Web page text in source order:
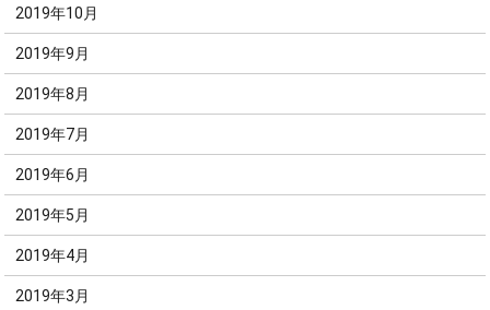
2019年10月
2019年9月
2019年8月
2019年7月
2019年6月
2019年5月
2019年4月
2019年3月